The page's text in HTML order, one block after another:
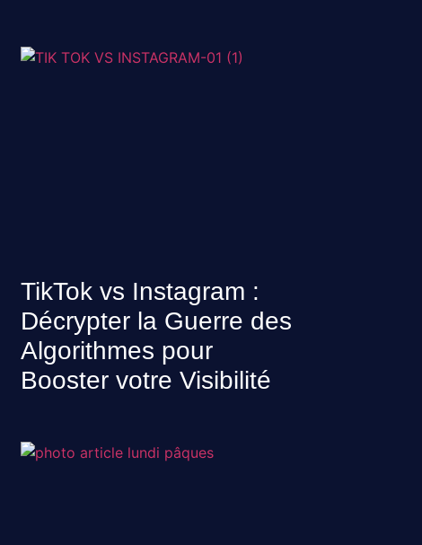
TikTok vs Instagram :
Décrypter la Guerre des
Algorithmes pour
Booster votre Visibilité